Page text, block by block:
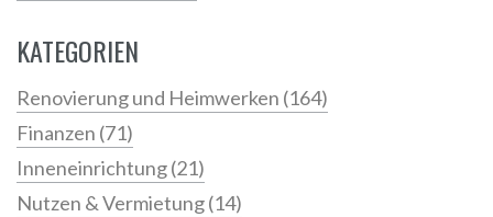
KATEGORIEN
Renovierung und Heimwerken (164)
Finanzen (71)
Inneneinrichtung(21)
Nutzen & Vermietung(14)